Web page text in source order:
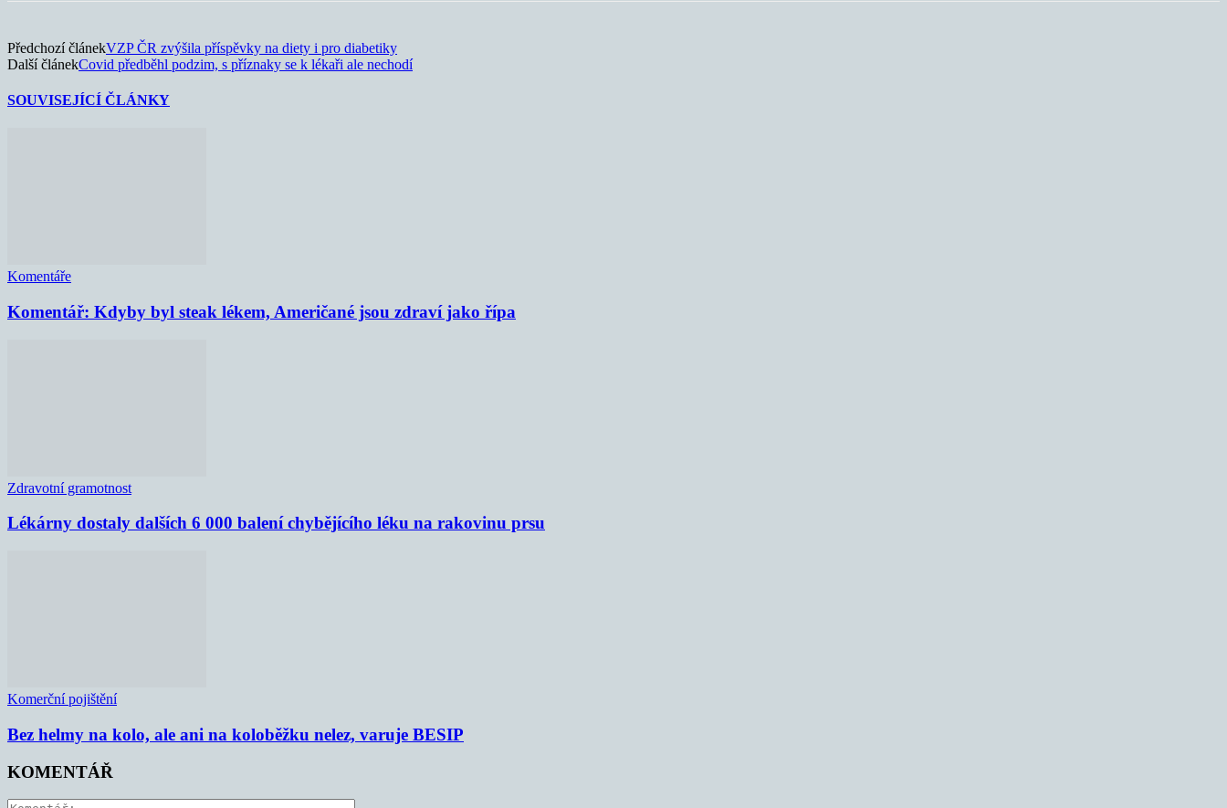
Předchozí článekVZP ČR zvýšila příspěvky na diety i pro diabetiky
Další článekCovid předběhl podzim, s příznaky se k lékaři ale nechodí
SOUVISEJÍCÍ ČLÁNKY
Komentáře
Komentář: Kdyby byl steak lékem, Američané jsou zdraví jako řípa
Zdravotní gramotnost
Lékárny dostaly dalších 6 000 balení chybějícího léku na rakovinu prsu
Komerční pojištění
Bez helmy na kolo, ale ani na koloběžku nelez, varuje BESIP
KOMENTÁŘ